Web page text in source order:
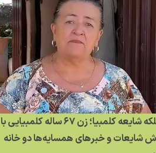
ملکه شایعه کلمبیا؛ زن ۶۷ ساله کلمبیایی با
شایعات و خبر‌های همسایه‌ها دو خانه